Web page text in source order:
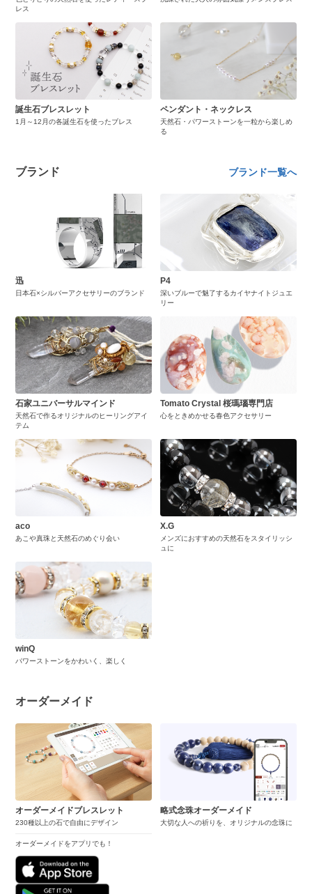
レス
誕生石ブレスレット
1月～12月の各誕生石を使ったブレス
ペンダント・ネックレス
天然石・パワーストーンを一粒から楽しめ
る
ブランド ブランド一覧へ
迅
日本石×シルバーアクセサリーのブランド
P4
深いブルーで魅了するカイヤナイトジュエ
リー
石家ユニバーサルマインド
天然石で作るオリジナルのヒーリングアイ
テム
Tomato Crystal 桜瑪瑙専門店
心をときめかせる春色アクセサリー
aco
あこや真珠と天然石のめぐり会い
X.G
メンズにおすすめの天然石をスタイリッシ
ュに
winQ
パワーストーンをかわいく、楽しく
オーダーメイド
オーダーメイドブレスレット
230種以上の石で自由にデザイン
オーダーメイドをアプリでも！
略式念珠オーダーメイド
大切な人への祈りを、オリジナルの念珠に